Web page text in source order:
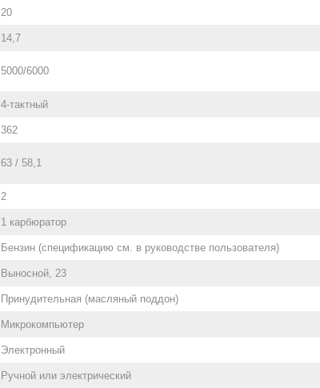
20
14,7
5000/6000
4-тактный
362
63 / 58,1
2
1 карбюратор
Бензин (спецификацию см. в руководстве пользователя)
Выносной, 23
Принудительная (масляный поддон)
Микрокомпьютер
Электронный
Ручной или электрический